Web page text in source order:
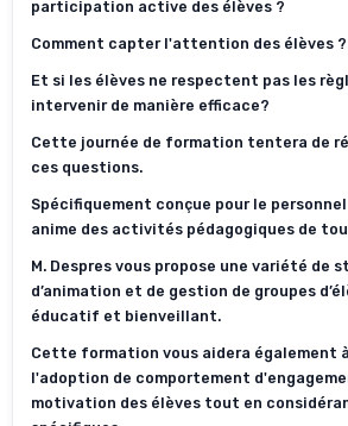
participation active des élèves ?
Comment capter l'attention des élèves ?
Et si les élèves ne respectent pas les
intervenir de manière efficace?
Cette journée de formation tentera de
ces questions.
Spécifiquement conçue pour le
anime des activités pédagogiques de
M. Despres vous propose une variété de
d’animation et de gestion de groupes
éducatif et bienveillant.
Cette formation vous aidera également
l'adoption de comportement
motivation des élèves tout en